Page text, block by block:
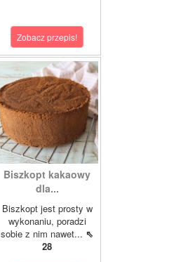
Zobacz przepis!
Biszkopt kakaowy
dla...
Biszkopt jest prosty w
wykonaniu, poradzi
sobie z nim nawet... ⇖
28